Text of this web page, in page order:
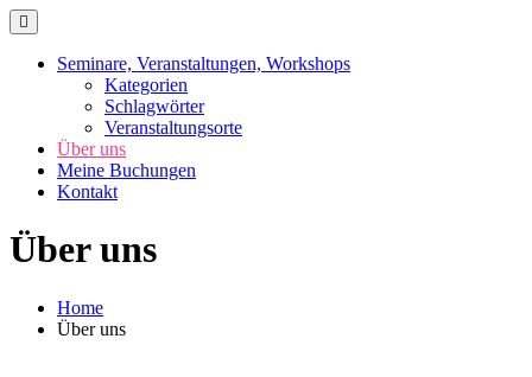
Skip
to
contentSeminare, Veranstaltungen, Workshops
Kategorien
Schlagwörter
Veranstaltungsorte
Über uns
Meine Buchungen
Kontakt
Über uns
Home
Über uns